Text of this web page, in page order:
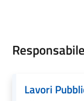
Lavori